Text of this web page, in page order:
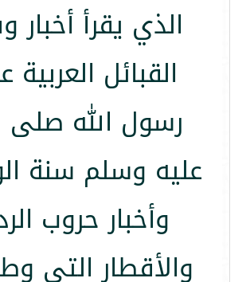
الذي يقرأ أخبار
القبائل
رسول الله صلى
عليه وسلم سنة
وأخبار حروب
والأقطار التي